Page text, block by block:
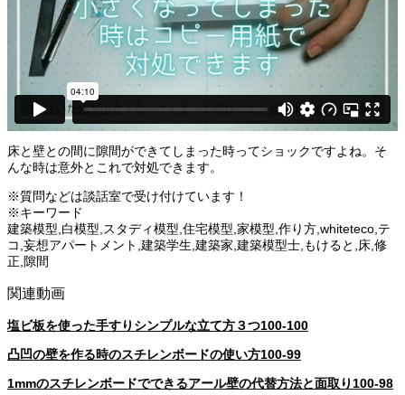
床と壁との間に隙間ができてしまった時ってショックですよね。そ
んな時は意外とこれで対処できます。
※質問などは談話室で受け付けています！
※キーワード
建築模型,白模型,スタディ模型,住宅模型,家模型,作り方,whiteteco,テ
コ,妄想アパートメント,建築学生,建築家,建築模型士,もけると,床,修
正,隙間
関連動画
塩ビ板を使った手すりシンプルな立て方３つ100-100
凸凹の壁を作る時のスチレンボードの使い方100-99
1mmのスチレンボードでできるアール壁の代替方法と面取り100-98